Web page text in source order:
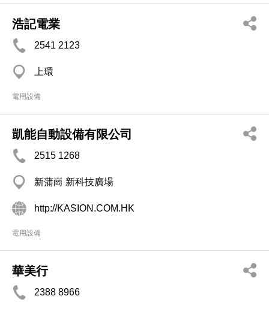
浩記電業
2541 2123
上環
電用設備
凱能自動設備有限公司
2515 1268
新蒲崗 新科技廣場
http://KASION.COM.HK
電用設備
華美行
2388 8966